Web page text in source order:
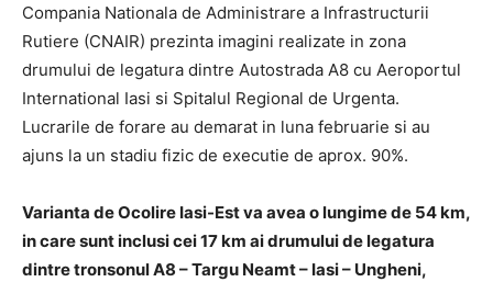
Compania Nationala de Administrare a Infrastructurii
Rutiere (CNAIR) prezinta imagini realizate in zona
drumului de legatura dintre Autostrada A8 cu Aeroportul
International Iasi si Spitalul Regional de Urgenta.
Lucrarile de forare au demarat in luna februarie si au
ajuns la un stadiu fizic de executie de aprox. 90%.
Varianta de Ocolire Iasi-Est va avea o lungime de 54 km,
in care sunt inclusi cei 17 km ai drumului de legatura
dintre tronsonul A8 – Targu Neamt – Iasi – Ungheni,